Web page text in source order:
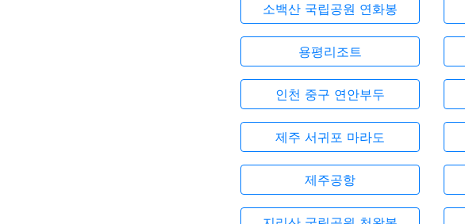
소백산 국립공원 연화봉
용평리조트
인천 중구 연안부두
제주 서귀포 마라도
제주공항